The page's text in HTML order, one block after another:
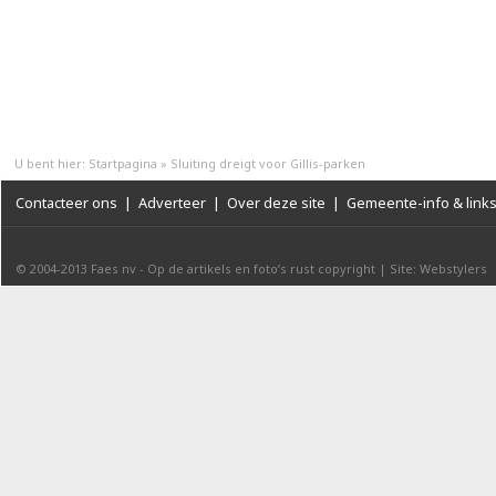
U bent hier: Startpagina » Sluiting dreigt voor Gillis-parken
Contacteer ons | Adverteer | Over deze site | Gemeente-info & links
© 2004-2013 Faes nv - Op de artikels en foto’s rust copyright | Site: Webstylers